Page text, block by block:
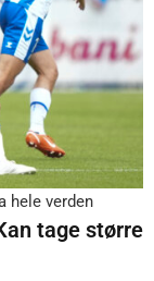
hele verden
tage større